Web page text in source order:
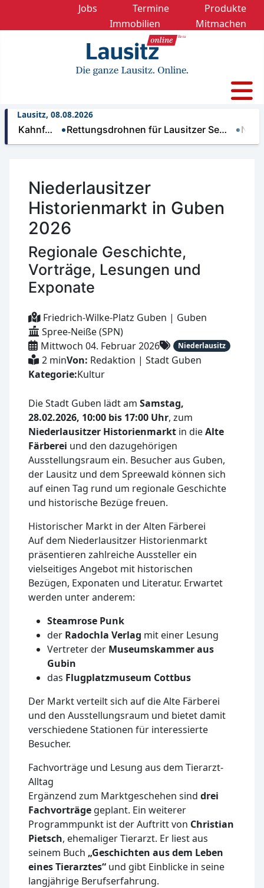
Jobs Termine
Produkte
Immobilien
Mitmachen
Lausitz, 08.08.2026
Rettungsdrohnen für Lausitzer Se… Nächtliche
Niederlausitzer
Historienmarkt in Guben
2026
Regionale Geschichte,
Vorträge, Lesungen und
Exponate
Friedrich-Wilke-Platz Guben | Guben
Spree-Neiße (SPN)
Mittwoch 04. Februar 2026
Niederlausitz
2 minVon: Redaktion | Stadt Guben
Kategorie:Kultur
Die Stadt Guben lädt am Samstag,
28.02.2026, 10:00 bis 17:00 Uhr, zum
Niederlausitzer Historienmarkt in dieAlte
Färberei und den dazugehörigen
Ausstellungsraum ein. Besucher aus Guben,
der Lausitz und dem Spreewald können sich
auf einen Tag rund um regionale Geschichte
und historische Bezüge freuen.
Historischer Markt in der Alten Färberei
Auf dem Niederlausitzer Historienmarkt
präsentieren zahlreiche Aussteller ein
vielseitiges Angebot mit historischen
Bezügen, Exponaten und Literatur. Erwartet
werden unter anderem:
Steamrose Punk
der Radochla Verlag mit einer Lesung
Vertreter der Museumskammer aus
Gubin
das Flugplatzmuseum Cottbus
Der Markt verteilt sich auf die Alte Färberei
und den Ausstellungsraum und bietet damit
verschiedene Stationen für interessierte
Besucher.
Fachvorträge und Lesung aus dem Tierarzt-
Alltag
Ergänzend zum Marktgeschehen sind drei
Fachvorträge geplant. Ein weiterer
Programmpunkt ist der Auftritt von Christian
Pietsch, ehemaliger Tierarzt. Er liest aus
seinem Buch „Geschichten aus dem Leben
eines Tierarztes“ und gibt Einblicke in seine
langjährige Berufserfahrung.